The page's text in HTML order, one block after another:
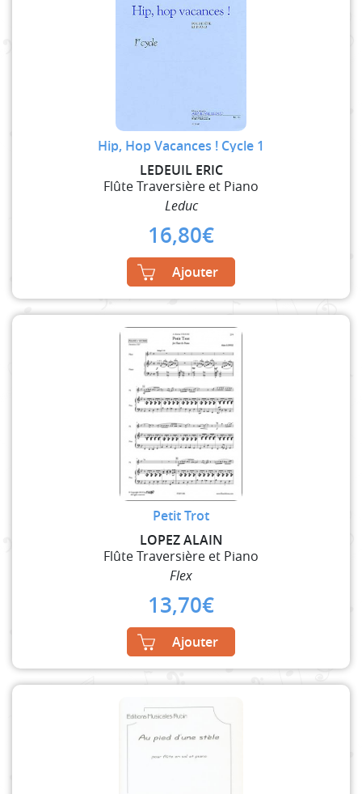
Hip, Hop Vacances ! Cycle 1
LEDEUIL ERIC
Flûte Traversière et Piano
Leduc
16,80€
Ajouter
Petit Trot
LOPEZ ALAIN
Flûte Traversière et Piano
Flex
13,70€
Ajouter